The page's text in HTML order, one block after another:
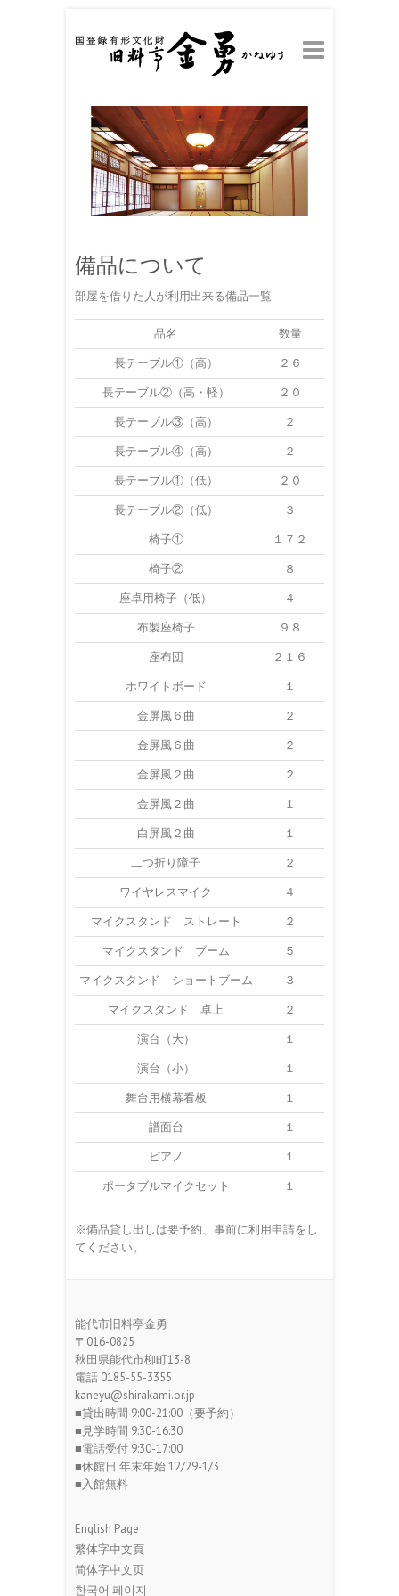
備品について
部屋を借りた人が利用出来る備品一覧
品名
数量
長テーブル①（高）
２６
長テーブル②（高・軽）
２０
長テーブル③（高）
２
長テーブル④（高）
２
長テーブル①（低）
２０
長テーブル②（低）
３
椅子①
１７２
椅子②
８
座卓用椅子（低）
４
布製座椅子
９８
座布団
２１６
ホワイトボード
１
金屏風６曲
２
金屏風６曲
２
金屏風２曲
２
金屏風２曲
１
白屏風２曲
１
二つ折り障子
２
ワイヤレスマイク
４
マイクスタンド ストレート
２
マイクスタンド ブーム
５
マイクスタンド ショートブーム
３
マイクスタンド 卓上
２
演台（大）
１
演台（小）
１
舞台用横幕看板
１
譜面台
１
ピアノ
１
ポータブルマイクセット
１
※備品貸し出しは要予約、事前に利用申請をし
てください。
能代市旧料亭金勇
〒016-0825
秋田県能代市柳町13-8
電話 0185-55-3355
kaneyu@shirakami.or.jp
■貸出時間 9:00-21:00（要予約）
■見学時間 9:30-16:30
■電話受付 9:30-17:00
■休館日 年末年始 12/29-1/3
■入館無料
English Page
繁体字中文頁
简体字中文页
한국어 페이지